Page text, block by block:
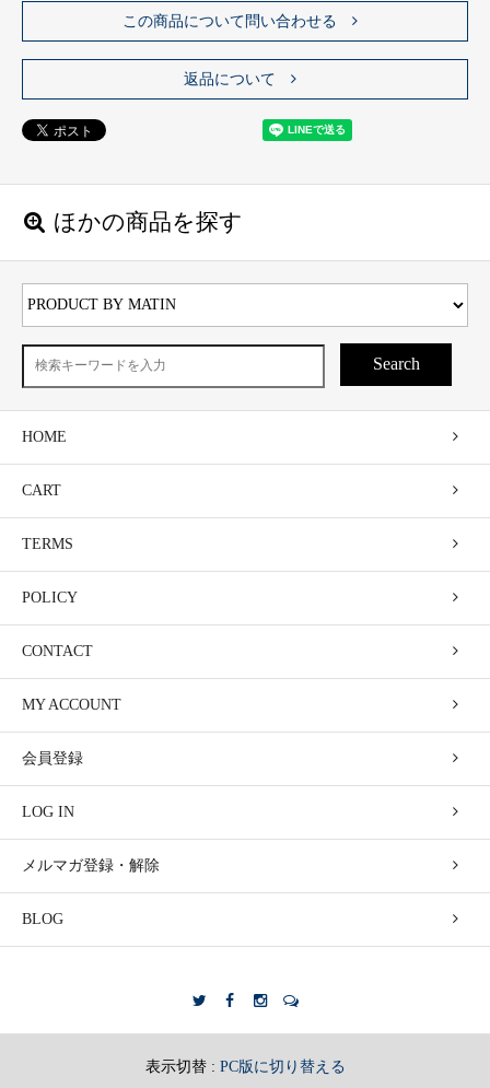
この商品について問い合わせる
返品について
ほかの商品を探す
Search
HOME
CART
TERMS
POLICY
CONTACT
MY ACCOUNT
会員登録
LOG IN
メルマガ登録・解除
BLOG
表示切替 : PC版に切り替える